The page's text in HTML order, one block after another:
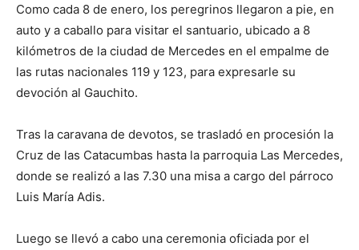
lo
se
ve…
Como cada 8 de enero, los peregrinos llegaron a pie, en
auto y a caballo para visitar el santuario, ubicado a 8
kilómetros de la ciudad de Mercedes en el empalme de
las rutas nacionales 119 y 123, para expresarle su
devoción al Gauchito.
Tras la caravana de devotos, se trasladó en procesión la
Cruz de las Catacumbas hasta la parroquia Las Mercedes,
donde se realizó a las 7.30 una misa a cargo del párroco
Luis María Adis.
Luego se llevó a cabo una ceremonia oficiada por el